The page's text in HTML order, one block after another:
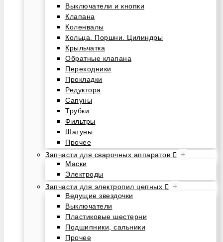
Выключатели и кнопки
Клапана
Коленвалы
Кольца. Поршни. Цилиндры
Крыльчатка
Обратные клапана
Переходники
Прокладки
Редуктора
Сапуны
Трубки
Фильтры
Шатуны
Прочее
Запчасти для сварочных аппаратов
+
Маски
Электроды
Запчасти для электропил цепных
+
Ведущие звездочки
Выключатели
Пластиковые шестерни
Подшипники, сальники
Прочее